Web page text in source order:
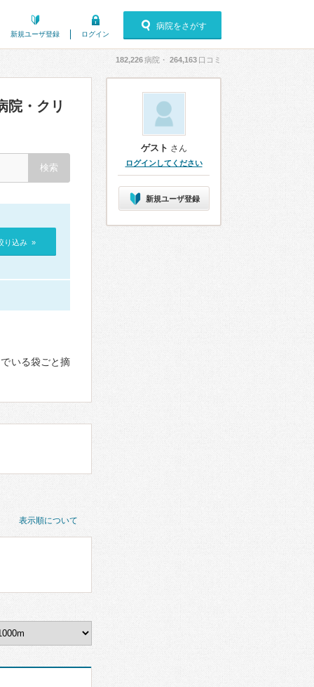
新規ユーザ登録 ログイン
病院をさがす
182,226病院・ 264,163 口コミ
院・クリ
り込み »
いる袋ごと摘
表示順について
ゲスト さん
ログインしてください
新規ユーザ登録